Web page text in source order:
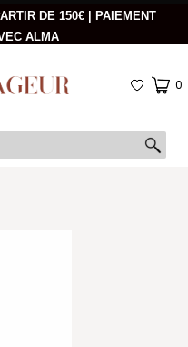
DE 150€ | PAIEMENT
ALMA
0